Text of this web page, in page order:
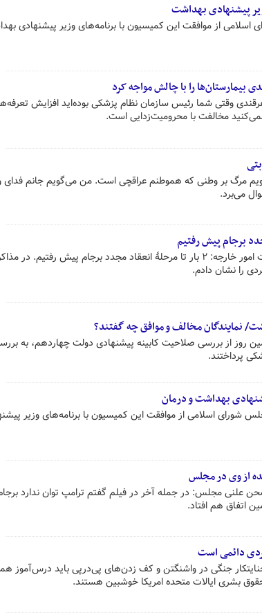
پیشنهادی بهداشت
از موافقت این کمیسیون با برنامه‌های وزیر پیشنهادی
بیمارستان‌ها را با چالش مواجه کرد
وقتی شما رئیس سازمان نظام پزشکی بوده‌اید افزایش
مخالفت با محرومیت‌زدایی است.
مرگ بر وطنی که هموطنم عراقچی است. من می‌گویم جانم فدای
می‌برد.
سید عباس عراقچی وزیر پیشنهادی وزارت امور خارجه: ۲ بار تا مرحلۀ انعقاد مجدد برجام پیش
نمایندگان مخالف و موافق چه گفتند؟
روز از بررسی صلاحیت کابینه پیشنهادی دولت چهاردهم، به
پرداختند.
بهداشت و درمان
اسلامی از موافقت این کمیسیون با برنامه‌های وزیر
از وی در مجلس
علنی مجلس: در جمله آخر در فیلم گفتم ترامپ توان ندارد برجام
اتفاق هم افتاد.
دائمی است
جنگی در واشنگتن و کف زدن‌های پی‌درپی باید درس‌آموز
بشری ایالات متحده امریکا خوشبین هستند.